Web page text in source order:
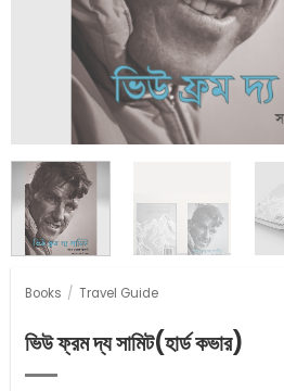
Books / Travel Guide
ভিউ ফ্রম দ্য সামিট(হার্ড কভার)